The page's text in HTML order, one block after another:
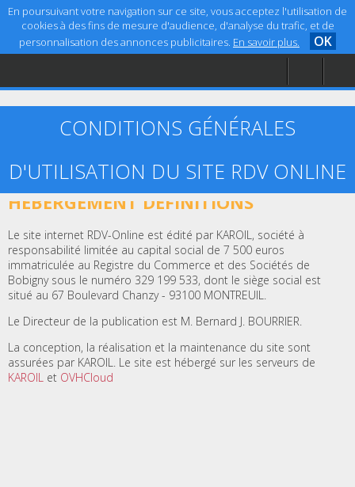
En poursuivant votre navigation sur ce site, vous acceptez l'utilisation de
cookies à des fins de mesure d'audience, d'analyse du trafic, et de
personnalisation des annonces publicitaires. En savoir plus. OK
Accueil
Aide
CONDITIONS GÉNÉRALES
D'UTILISATION DU SITE RDV ONLINE
ARTICLE 1 – ÉDITEUR, CRÉATION ET
HÉBERGEMENT DÉFINITIONS
Le site internet RDV-Online est édité par KAROIL, société à
responsabilité limitée au capital social de 7 500 euros
immatriculée au Registre du Commerce et des Sociétés de
Bobigny sous le numéro 329 199 533, dont le siège social est
situé au 67 Boulevard Chanzy - 93100 MONTREUIL.
Le Directeur de la publication est M. Bernard J. BOURRIER.
La conception, la réalisation et la maintenance du site sont
assurées par KAROIL. Le site est hébergé sur les serveurs de
KAROIL et OVHCloud